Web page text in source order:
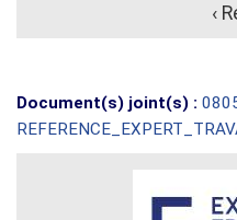
‹
Document(s) joint(s) :